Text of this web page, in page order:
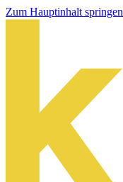
Zum Hauptinhalt springen